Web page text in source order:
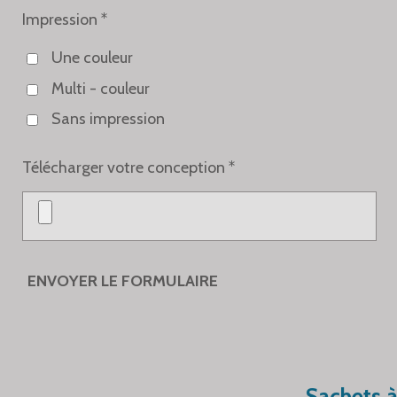
Impression *
Une couleur
Multi - couleur
Sans impression
Télécharger votre conception *
ENVOYER LE FORMULAIRE